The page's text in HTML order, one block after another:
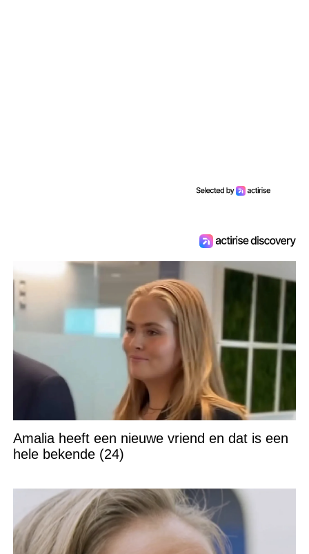
Amalia heeft een nieuwe vriend en dat is een
hele bekende (24)